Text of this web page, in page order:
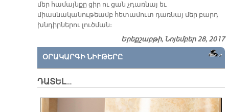
մեր համայնքը ցիր ու ցան չդառնայ եւ
միասնականութեամբ հետամուտ դառնայ մեր բարդ
խնդիրներու լուծման։
Երեքշաբթի, Նոյեմբեր 28, 2017
ՕՐԱԿԱՐԳԻ ՆԻՒԹԵՐԸ
ԴԱՏԵԼ…